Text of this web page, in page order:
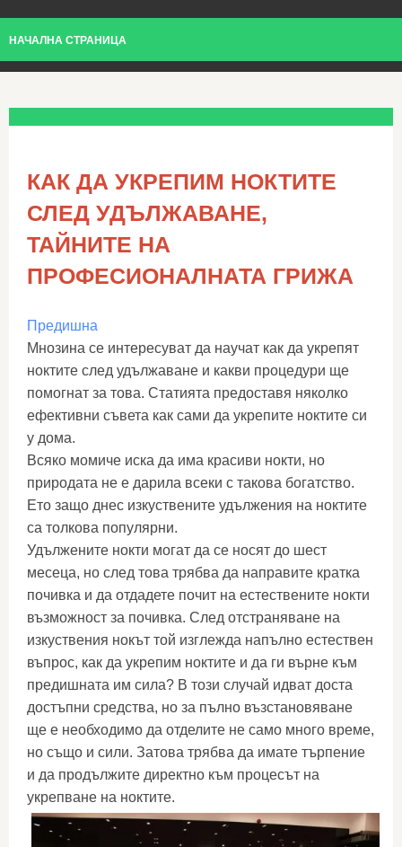
НАЧАЛНА СТРАНИЦА
КАК ДА УКРЕПИМ НОКТИТЕ
СЛЕД УДЪЛЖАВАНЕ,
ТАЙНИТЕ НА
ПРОФЕСИОНАЛНАТА ГРИЖА
Предишна
Мнозина се интересуват да научат как да укрепят
ноктите след удължаване и какви процедури ще
помогнат за това. Статията предоставя няколко
ефективни съвета как сами да укрепите ноктите си
у дома.
Всяко момиче иска да има красиви нокти, но
природата не е дарила всеки с такова богатство.
Ето защо днес изкуствените удължения на ноктите
са толкова популярни.
Удължените нокти могат да се носят до шест
месеца, но след това трябва да направите кратка
почивка и да отдадете почит на естествените нокти
възможност за почивка. След отстраняване на
изкуствения нокът той изглежда напълно естествен
въпрос, как да укрепим ноктите и да ги върне към
предишната им сила? В този случай идват доста
достъпни средства, но за пълно възстановяване
ще е необходимо да отделите не само много време,
но също и сили. Затова трябва да имате търпение
и да продължите директно към процесът на
укрепване на ноктите.